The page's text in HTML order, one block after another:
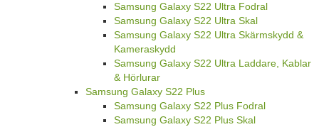
Samsung Galaxy S22 Ultra Fodral
Samsung Galaxy S22 Ultra Skal
Samsung Galaxy S22 Ultra Skärmskydd &
Kameraskydd
Samsung Galaxy S22 Ultra Laddare, Kablar
& Hörlurar
Samsung Galaxy S22 Plus
Samsung Galaxy S22 Plus Fodral
Samsung Galaxy S22 Plus Skal